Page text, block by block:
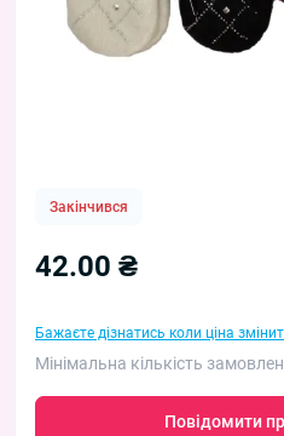
Закінчився
42.00 ₴
Бажаєте дізнатись коли ціна
Мінімальна кількість
Повідомити